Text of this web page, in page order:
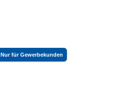
Nur für Gewerbekunden